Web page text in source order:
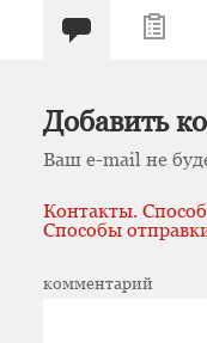
Добавить
Ваш e-mail не
Контакты.
Способы
комментарий